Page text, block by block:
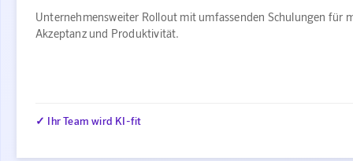
Unternehmensweiter Rollout mit umfassenden Schulungen für
Akzeptanz und Produktivität.
✓ Ihr Team wird KI-fit